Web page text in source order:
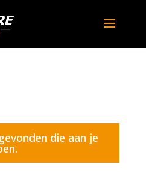
die aan je